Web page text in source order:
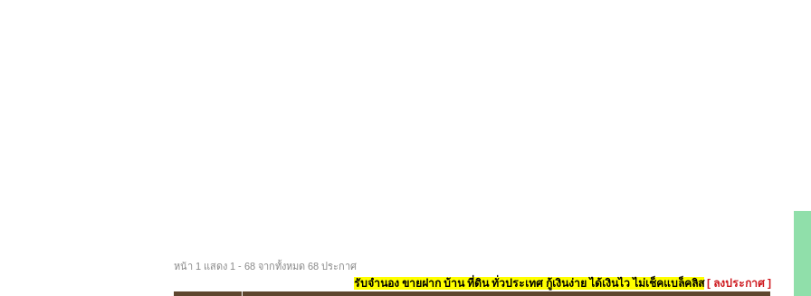
หน้า 1 แสดง 1 - 68 จากทั้งหมด 68 ประกาศ
รับจำนอง ขายฝาก บ้าน ที่ดิน ทั่วประเทศ กู้เงินง่าย ได้เงินไว ไม่เช็คแบล็คลิส [ ลงประกาศ ]